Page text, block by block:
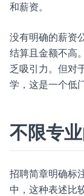
和薪资。
没有明确的薪资
结算且金额不高
乏吸引力。但对
学，这是一个低
不限专
招聘简章明确标
中，这种表述比